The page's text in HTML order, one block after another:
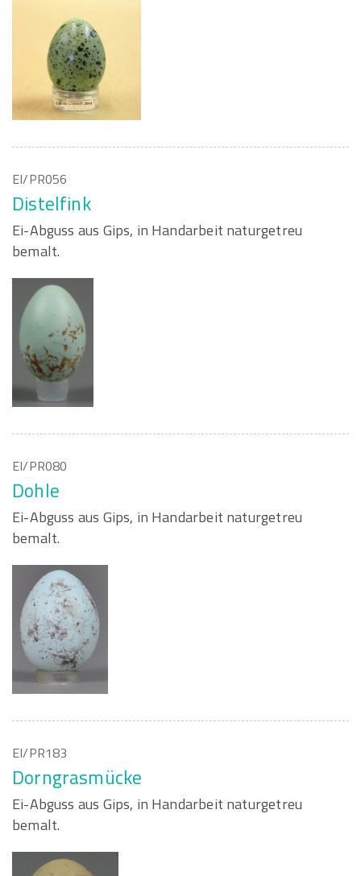
EI/PR056
Distelfink
Ei-Abguss aus Gips, in Handarbeit naturgetreu
bemalt.
EI/PR080
Dohle
Ei-Abguss aus Gips, in Handarbeit naturgetreu
bemalt.
EI/PR183
Dorngrasmücke
Ei-Abguss aus Gips, in Handarbeit naturgetreu
bemalt.